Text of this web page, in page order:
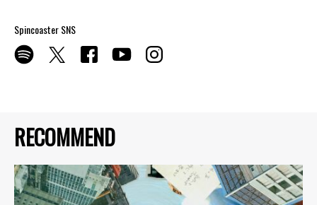
RECOMMEND
Spincoaster SNS